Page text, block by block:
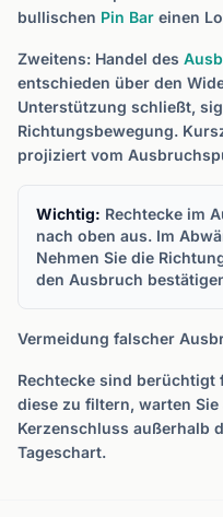
bullischen Pin Bar einen
Zweitens: Handel des
entschieden über den
Unterstützung schließt,
Richtungsbewegung.
projiziert vom
Wichtig: Rechtecke im
nach oben aus. Im
Nehmen Sie die
den Ausbruch
Vermeidung falscher
Rechtecke sind berüchtigt
diese zu filtern, warten
Kerzenschluss außerhalb
Tageschart.